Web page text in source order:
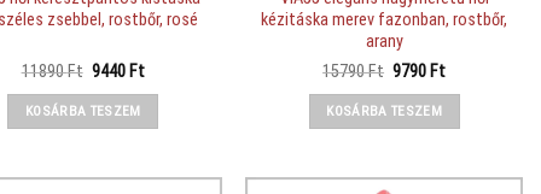
zsebbel, rostbőr, rosé
11890Ft Original
was:
11890 Ft.
9440 FtCurrent
KOSÁRBA TESZEM
kézitáska merev fazonban, rostbőr,
arany
15790Ft Original
was:
15790 Ft.
9790 FtCurrent
KOSÁRBA TESZEM